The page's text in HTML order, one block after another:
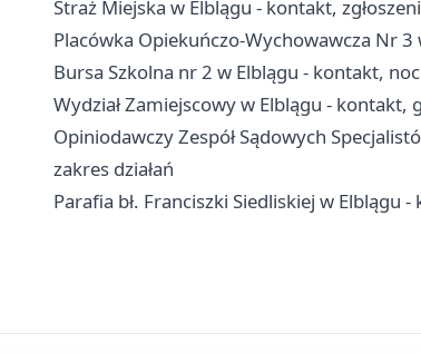
Straż Miejska w Elblągu - kontakt,
Placówka Opiekuńczo-Wychowawcza Nr
Bursa Szkolna nr 2 w Elblągu - kontakt,
Wydział Zamiejscowy w Elblągu - kontakt,
Opiniodawczy Zespół Sądowych
zakres działań
Parafia bł. Franciszki Siedliskiej w Elblągu